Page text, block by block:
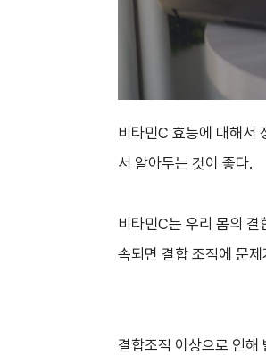
비타민C 효능에 대해서
서 알아두는 것이 좋다.
비타민C는 우리 몸의 결
속되면 결합 조직에 문
결합조직 이상으로 인해